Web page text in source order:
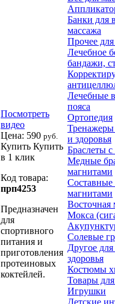
Посмотреть
видео
Цена: 590 руб.
Купить Купить
в 1 клик
Код товара:
прп4253
Предназначен
для
спортивного
питания и
приготовления
протеиновых
коктейлей.
Банки для
массажа
Прочее
Лечебное
бандажи,
Лечебные
пояса
Ортопедия
Тренажеры
и здоровья
Браслеты
Медные
магнитами
Составные
магнитами
Восточная
Мокса
Солевые
Другое
здоровья
Костюмы
Товары
Игрушки
Детские